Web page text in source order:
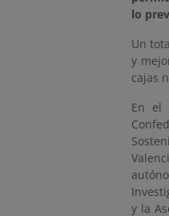
lo
Un
y
cajas
En el
y la